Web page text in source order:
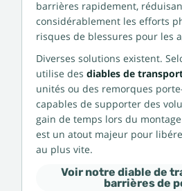
barrières rapidement,
considérablement les efforts
risques de blessures pour les
Diverses solutions existent.
utilise des diables de
unités ou des remorques
capables de supporter des
gain de temps lors du
est un atout majeur pour
au plus vite.
Voir notre diable de
barrières de